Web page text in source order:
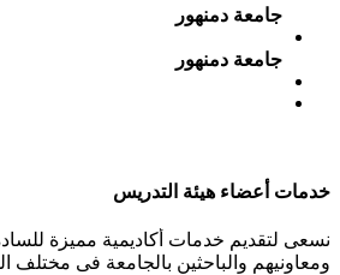
جامعة دمنهور
جامعة دمنهور
خدمات أعضاء هيئة التدريس
نسعى لتقديم خدمات أكاديمية مميزة
ومعاونيهم والباحثين بالجامعة فى مختلف